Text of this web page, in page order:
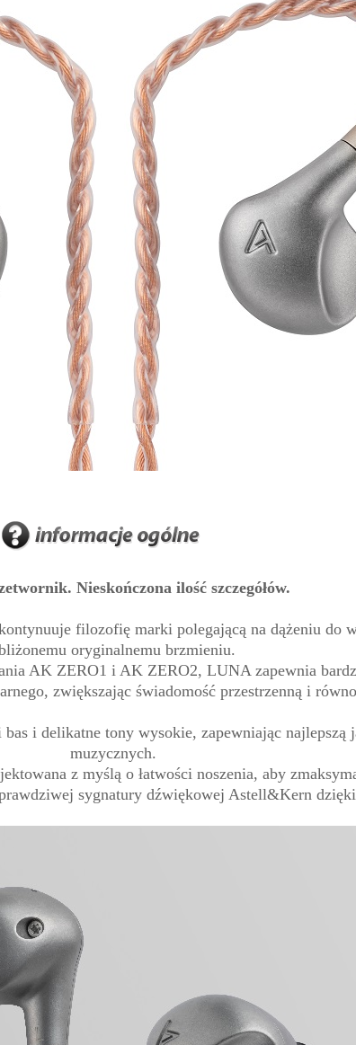
Nieskończona ilość szczegółów.
filozofię marki polegającą na dążeniu do
oryginalnemu brzmieniu.
AK ZERO1 i AK ZERO2, LUNA zapewnia
zwiększając świadomość przestrzenną i
i delikatne tony wysokie, zapewniając najlepszą
muzycznych.
z myślą o łatwości noszenia, aby
sygnatury dźwiękowej Astell&Kern